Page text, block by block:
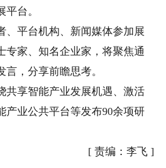
台。
平台机构、新闻媒体参加展
专家、知名企业家，将聚焦通
，分享前瞻思考。
享智能产业发展机遇、激活
产业公共平台等发布90余项研
[ 责编：李飞]